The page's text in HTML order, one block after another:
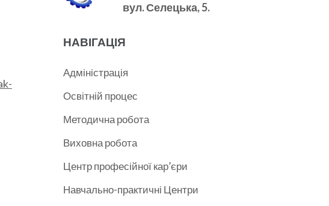
вул. Селецька, 5.
НАВІГАЦІЯ
Адміністрація
Освітній процес
Методична робота
Виховна робота
Центр професійної кар’єри
Навчально-практичні Центри